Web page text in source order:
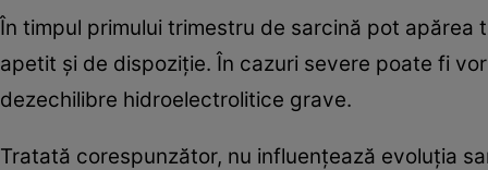
În timpul primului trimestru de sarcină pot
apetit şi de dispoziţie. În cazuri severe poate fi
dezechilibre hidroelectrolitice grave.
Tratată corespunzător, nu influenţează evoluţia